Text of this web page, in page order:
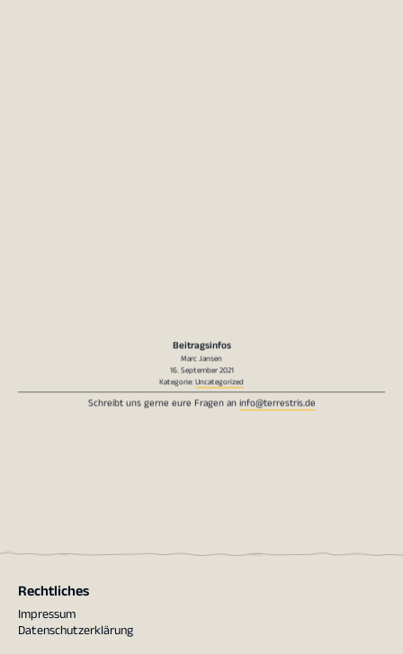
Marc Jansen
16. September 2021
Kategorie:Uncategorized
Schreibt uns gerne eure Fragen aninfo@terrestris.de
Rechtliches
Impressum
Datenschutzerklärung